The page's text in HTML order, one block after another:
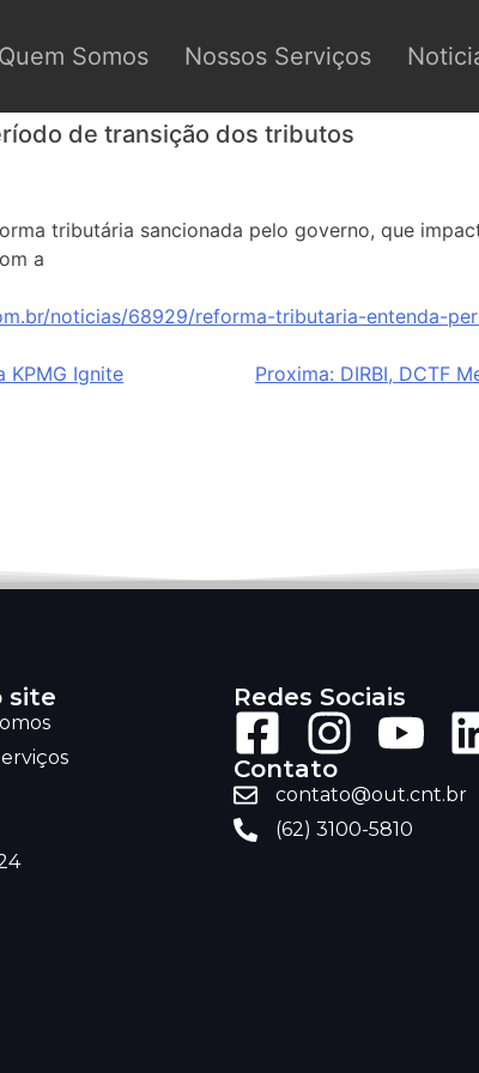
Quem Somos Nossos Serviços
de transição dos tributos
tributária sancionada pelo governo, que
a
noticias/68929/reforma-tributaria-entenda-
KPMG Ignite Proxima: DIRBI, DCTF
site Redes Sociais
Contato
contato@out.cnt.br
(62) 3100-5810